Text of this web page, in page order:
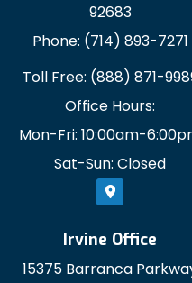
92683
Phone: (714) 893-7271
Toll Free: (888) 871-
Office Hours:
Mon-Fri: 10:00am-
Sat-Sun: Closed
Irvine Office
15375 Barranca